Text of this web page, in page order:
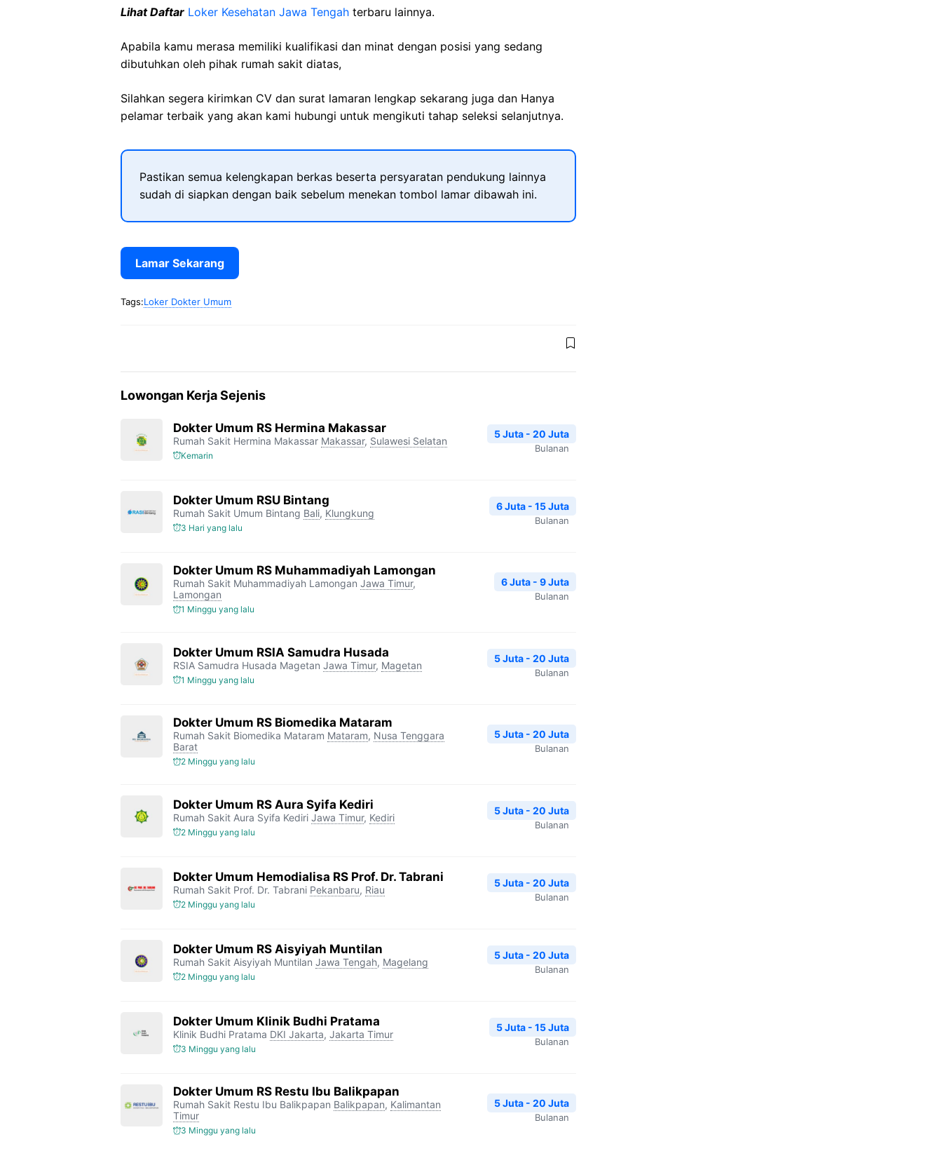
Lihat Daftar Loker Kesehatan Jawa Tengah terbaru lainnya.
Apabila kamu merasa memiliki kualifikasi dan minat dengan posisi yang sedang
dibutuhkan oleh pihak rumah sakit diatas,
Silahkan segera kirimkan CV dan surat lamaran lengkap sekarang juga dan Hanya
pelamar terbaik yang akan kami hubungi untuk mengikuti tahap seleksi selanjutnya.
Pastikan semua kelengkapan berkas beserta persyaratan pendukung lainnya
sudah di siapkan dengan baik sebelum menekan tombol lamar dibawah ini.
Lamar Sekarang
Tags:Loker Dokter Umum
Lowongan Kerja Sejenis
Dokter Umum RS Hermina Makassar
Rumah Sakit Hermina Makassar Makassar, Sulawesi Selatan
Kemarin
5 Juta - 20 Juta
Bulanan
Dokter Umum RSU Bintang
Rumah Sakit Umum Bintang Bali, Klungkung
3 Hari yang lalu
6 Juta - 15 Juta
Bulanan
Dokter Umum RS Muhammadiyah Lamongan
Rumah Sakit Muhammadiyah Lamongan Jawa Timur,
Lamongan
1 Minggu yang lalu
6 Juta - 9 Juta
Bulanan
Dokter Umum RSIA Samudra Husada
RSIA Samudra Husada Magetan Jawa Timur, Magetan
1 Minggu yang lalu
5 Juta - 20 Juta
Bulanan
Dokter Umum RS Biomedika Mataram
Rumah Sakit Biomedika Mataram Mataram, Nusa Tenggara
Barat
2 Minggu yang lalu
5 Juta - 20 Juta
Bulanan
Dokter Umum RS Aura Syifa Kediri
Rumah Sakit Aura Syifa Kediri Jawa Timur, Kediri
2 Minggu yang lalu
5 Juta - 20 Juta
Bulanan
Dokter Umum Hemodialisa RS Prof. Dr. Tabrani
Rumah Sakit Prof. Dr. Tabrani Pekanbaru, Riau
2 Minggu yang lalu
5 Juta - 20 Juta
Bulanan
Dokter Umum RS Aisyiyah Muntilan
Rumah Sakit Aisyiyah Muntilan Jawa Tengah, Magelang
2 Minggu yang lalu
5 Juta - 20 Juta
Bulanan
Dokter Umum Klinik Budhi Pratama
Klinik Budhi Pratama DKI Jakarta, Jakarta Timur
3 Minggu yang lalu
5 Juta - 15 Juta
Bulanan
Dokter Umum RS Restu Ibu Balikpapan
Rumah Sakit Restu Ibu Balikpapan Balikpapan, Kalimantan
Timur
3 Minggu yang lalu
5 Juta - 20 Juta
Bulanan